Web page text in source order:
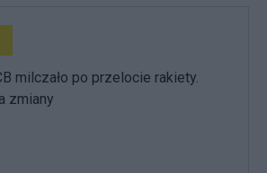
milczało po przelocie rakiety.
zmiany